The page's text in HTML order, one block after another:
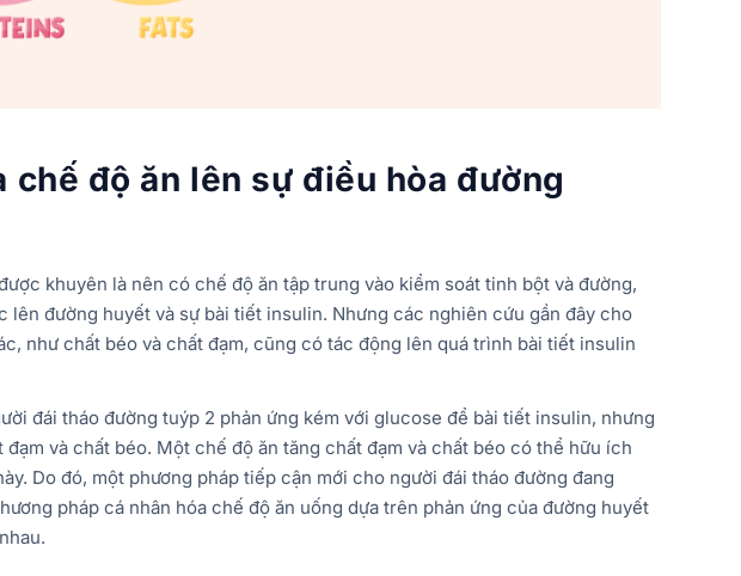
chế độ ăn lên sự điều hòa đường
khuyên là nên có chế độ ăn tập trung vào kiểm soát tinh bột và đường,
lên đường huyết và sự bài tiết insulin. Nhưng các nghiên cứu gần đây cho
như chất béo và chất đạm, cũng có tác động lên quá trình bài tiết insulin
đái tháo đường tuýp 2 phản ứng kém với glucose để bài tiết insulin, nhưng
và chất béo. Một chế độ ăn tăng chất đạm và chất béo có thể hữu ích
Do đó, một phương pháp tiếp cận mới cho người đái tháo đường đang
pháp cá nhân hóa chế độ ăn uống dựa trên phản ứng của đường huyết